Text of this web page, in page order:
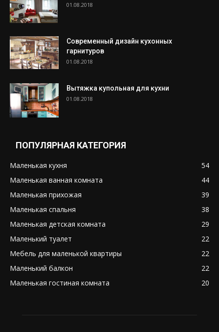
01.08.2018
Современный дизайн кухонных
гарнитуров
01.08.2018
Вытяжка купольная для кухни
01.08.2018
ПОПУЛЯРНАЯ КАТЕГОРИЯ
Маленькая кухня
54
Маленькая ванная комната
44
Маленькая прихожая
39
Маленькая спальня
38
Маленькая детская комната
29
Маленький туалет
22
Мебель для маленькой квартиры
22
Маленький балкон
22
Маленькая гостиная комната
20